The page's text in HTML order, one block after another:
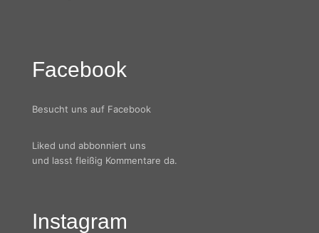
Facebook
Besucht uns auf Facebook
Liked und abbonniert uns
und lasst fleißig Kommentare da.
Instagram